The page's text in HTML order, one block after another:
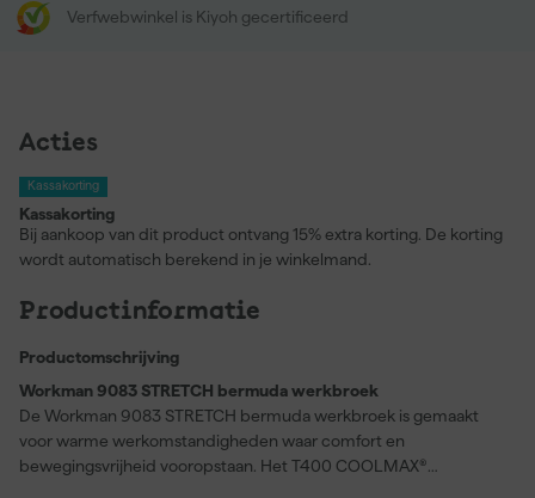
Verfwebwinkel is Kiyoh gecertificeerd
Acties
Kassakorting
Kassakorting
Bij aankoop van dit product ontvang 15% extra korting. De korting
wordt automatisch berekend in je winkelmand.
Productinformatie
Productomschrijving
Workman 9083 STRETCH bermuda werkbroek
De Workman 9083 STRETCH bermuda werkbroek is gemaakt
voor warme werkomstandigheden waar comfort en
bewegingsvrijheid vooropstaan. Het T400 COOLMAX®